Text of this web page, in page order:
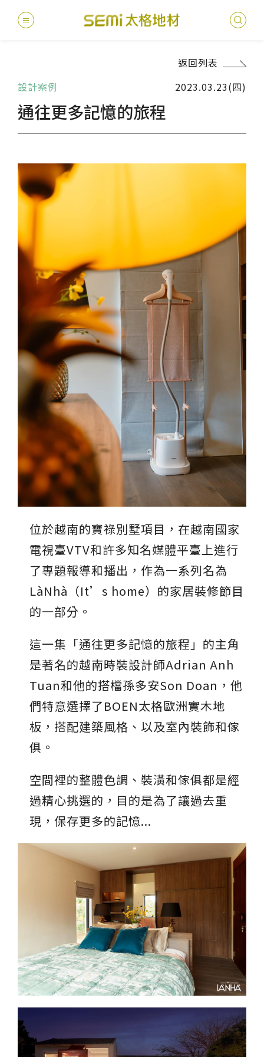
主
產
設
產品總覽
PVC透
美國設計
PVC複
寬幅式
伊格
SPC礦
運
歐洲
美國
GTI裝
PVC南
PVC複
ESD
台化
太
台灣
隔
WELL/
碳足
地面誌
AI報你
醫療
商辦
電
地坪
教
關於我們
文
企
下載・影音
影
返回列表
設計案例
2023.03.23(四)
通往更多記憶的旅程
位於越南的寶祿別墅項目，在越南國家
電視臺VTV和許多知名媒體平臺上進行
了專題報導和播出，作為一系列名為
LàNhà（It’s home）的家居裝修節目
的一部分。
這一集「通往更多記憶的旅程」的主角
是著名的越南時裝設計師Adrian Anh
Tuan和他的搭檔孫多安Son Doan，他
們特意選擇了BOEN太格歐洲實木地
板，搭配建築風格、以及室內裝飾和傢
俱。
空間裡的整體色調、裝潢和傢俱都是經
過精心挑選的，目的是為了讓過去重
現，保存更多的記憶...